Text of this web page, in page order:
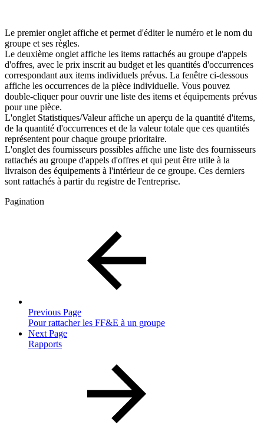
Le premier onglet affiche et permet d'éditer le numéro et le nom du
groupe et ses règles.
Le deuxième onglet affiche les items rattachés au groupe d'appels
d'offres, avec le prix inscrit au budget et les quantités d'occurrences
correspondant aux items individuels prévus. La fenêtre ci-dessous
affiche les occurrences de la pièce individuelle. Vous pouvez
double-cliquer pour ouvrir une liste des items et équipements prévus
pour une pièce.
L'onglet Statistiques/Valeur affiche un aperçu de la quantité d'items,
de la quantité d'occurrences et de la valeur totale que ces quantités
représentent pour chaque groupe prioritaire.
L'onglet des fournisseurs possibles affiche une liste des fournisseurs
rattachés au groupe d'appels d'offres et qui peut être utile à la
livraison des équipements à l'intérieur de ce groupe. Ces derniers
sont rattachés à partir du registre de l'entreprise.
Pagination
Previous Page
Pour rattacher les FF&E à un groupe
Next Page
Rapports